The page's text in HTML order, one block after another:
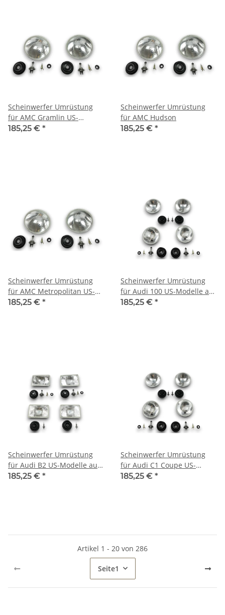
Scheinwerfer Umrüstung
für AMC Gramlin US-
Modelle auf EU-Norm für
185,25 € *
Scheinwerfer Umrüstung
für AMC Hudson
185,25 € *
Scheinwerfer Umrüstung
für AMC Metropolitan US-
Modelle auf EU-Norm für
185,25 € *
Scheinwerfer Umrüstung
für Audi 100 US-Modelle auf
EU-Norm für TÜV
185,25 € *
Scheinwerfer Umrüstung
für Audi B2 US-Modelle auf
EU-Norm für TÜV
185,25 € *
Scheinwerfer Umrüstung
für Audi C1 Coupe US-
Modelle auf EU-Norm für
185,25 € *
Artikel 1 - 20 von 286
Seite1